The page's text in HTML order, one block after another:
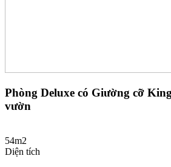
Phòng Deluxe có Giường cỡ
vườn
54m2
Diện tích